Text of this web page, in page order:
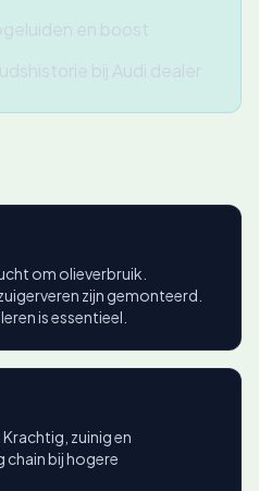
en boost
bij Audi dealer
om olieverbruik.
zijn gemonteerd.
is essentieel.
zuinig en
bij hogere